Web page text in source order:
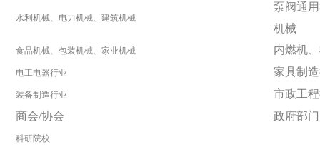
水利机械、电力机械、建筑机械
泵阀通
机械
食品机械、包装机械、家业机械 内燃机
电工电器行业 家具制
装备制造行业
市政工
商会/协会 政府部门
科研院校